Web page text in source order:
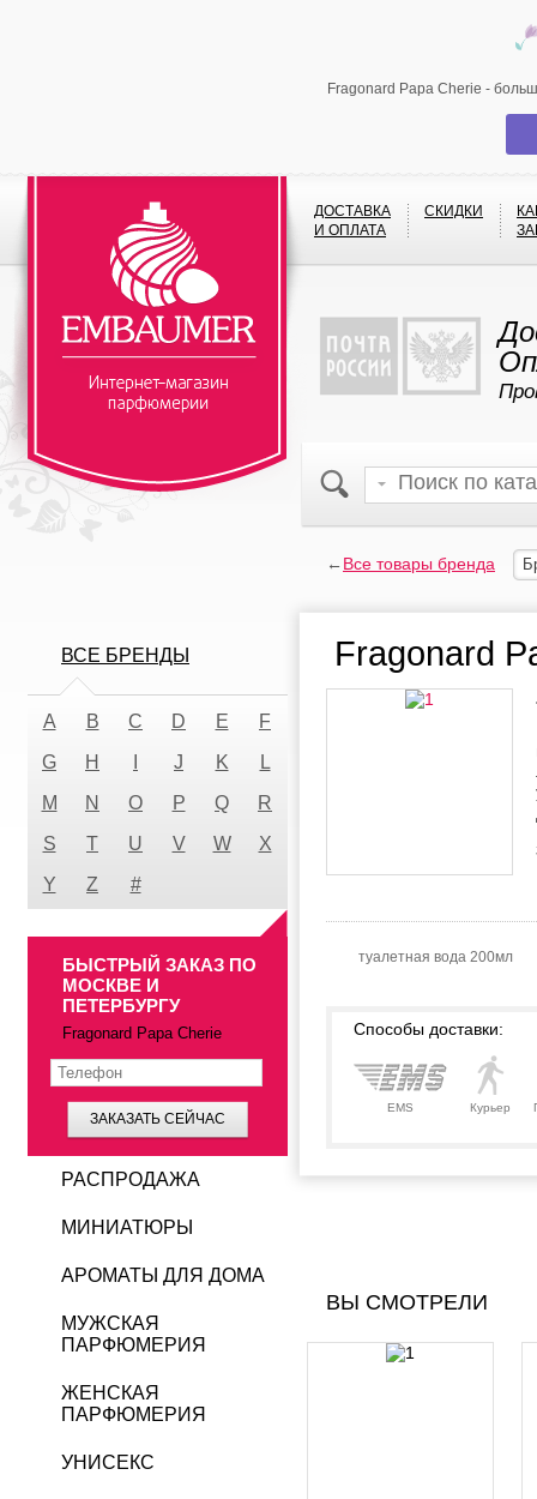
Fragonard Papa Cherie -
ДОСТАВКА
И ОПЛАТА
СКИДКИ
←Все товары бренда
Fragonard
туалетная вода 200мл
Способы доставки:
EMS Курьер
ВЫ СМОТРЕЛИ
ВСЕ БРЕНДЫ
A B C D E
F
G
H J K
L
M
N O P Q
R
S
T U V W
X
Y
Z #
БЫСТРЫЙ ЗАКАЗ ПО
МОСКВЕ И
ПЕТЕРБУРГУ
Fragonard Papa Cherie
ЗАКАЗАТЬ СЕЙЧАС
РАСПРОДАЖА
МИНИАТЮРЫ
АРОМАТЫ ДЛЯ ДОМА
МУЖСКАЯ
ПАРФЮМЕРИЯ
ЖЕНСКАЯ
ПАРФЮМЕРИЯ
УНИСЕКС